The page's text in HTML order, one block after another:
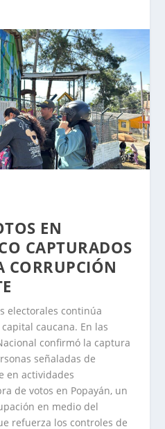
EN
CAPTURADOS
CORRUPCIÓN
electorales continúa
caucana. En las
confirmó la captura
señaladas de
en actividades
de votos en Popayán, un
en medio del
refuerza los controles de